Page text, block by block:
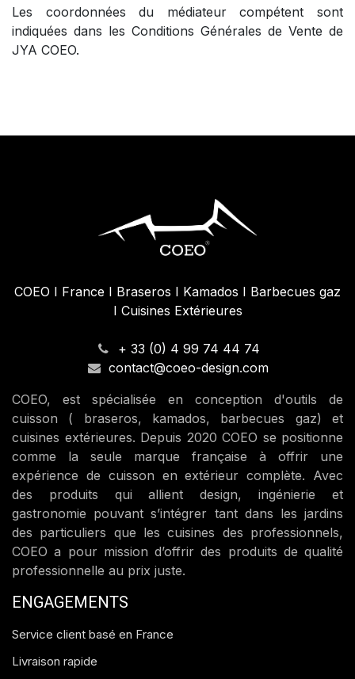
Les coordonnées du médiateur compétent sont
indiquées dans les Conditions Générales de Vente de
JYA COEO.
COEO I France I Braseros I Kamados I Barbecues gaz
I Cuisines Extérieures
+ 33 (0) 4 99 74 44 74
contact@coeo-design.com
COEO, est spécialisée en conception d'outils de
cuisson ( braseros, kamados, barbecues gaz) et
cuisines extérieures. Depuis 2020 COEO se positionne
comme la seule marque française à offrir une
expérience de cuisson en extérieur complète. Avec
des produits qui allient design, ingénierie et
gastronomie pouvant s’intégrer tant dans les jardins
des particuliers que les cuisines des professionnels,
COEO a pour mission d’offrir des produits de qualité
professionnelle au prix juste.
ENGAGEMENTS
Service client basé en France
Livraison rapide